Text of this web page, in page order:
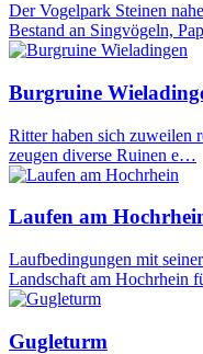
Der Vogelpark Steinen
Bestand an Singvögeln,
Burgruine
Ritter haben sich zuweilen
zeugen diverse Ruinen e…
Laufen am
Laufbedingungen mit
Landschaft am Hochrhein
Gugleturm